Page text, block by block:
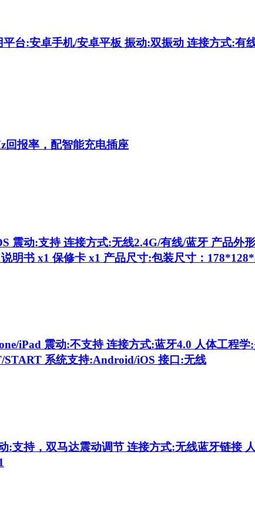
平台:安卓手机/安卓平板 振动:双振动 连接方式:有
回报率，配智能充电插座
震动:支持 连接方式:无线2.4G/有线/蓝牙 产品外
明书 x1 保修卡 x1 产品尺寸:包装尺寸：
iPad 震动:不支持 连接方式:蓝牙4.0 人体工程
系统支持:Android/iOS 接口:无线
:支持，双马达震动调节 连接方式:无线蓝牙链接